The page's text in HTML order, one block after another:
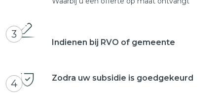
3
Indienen bij RVO of gemeente
4 Zodra uw subsidie is goedgekeurd